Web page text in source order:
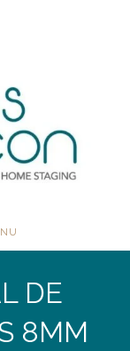
DE
8MM